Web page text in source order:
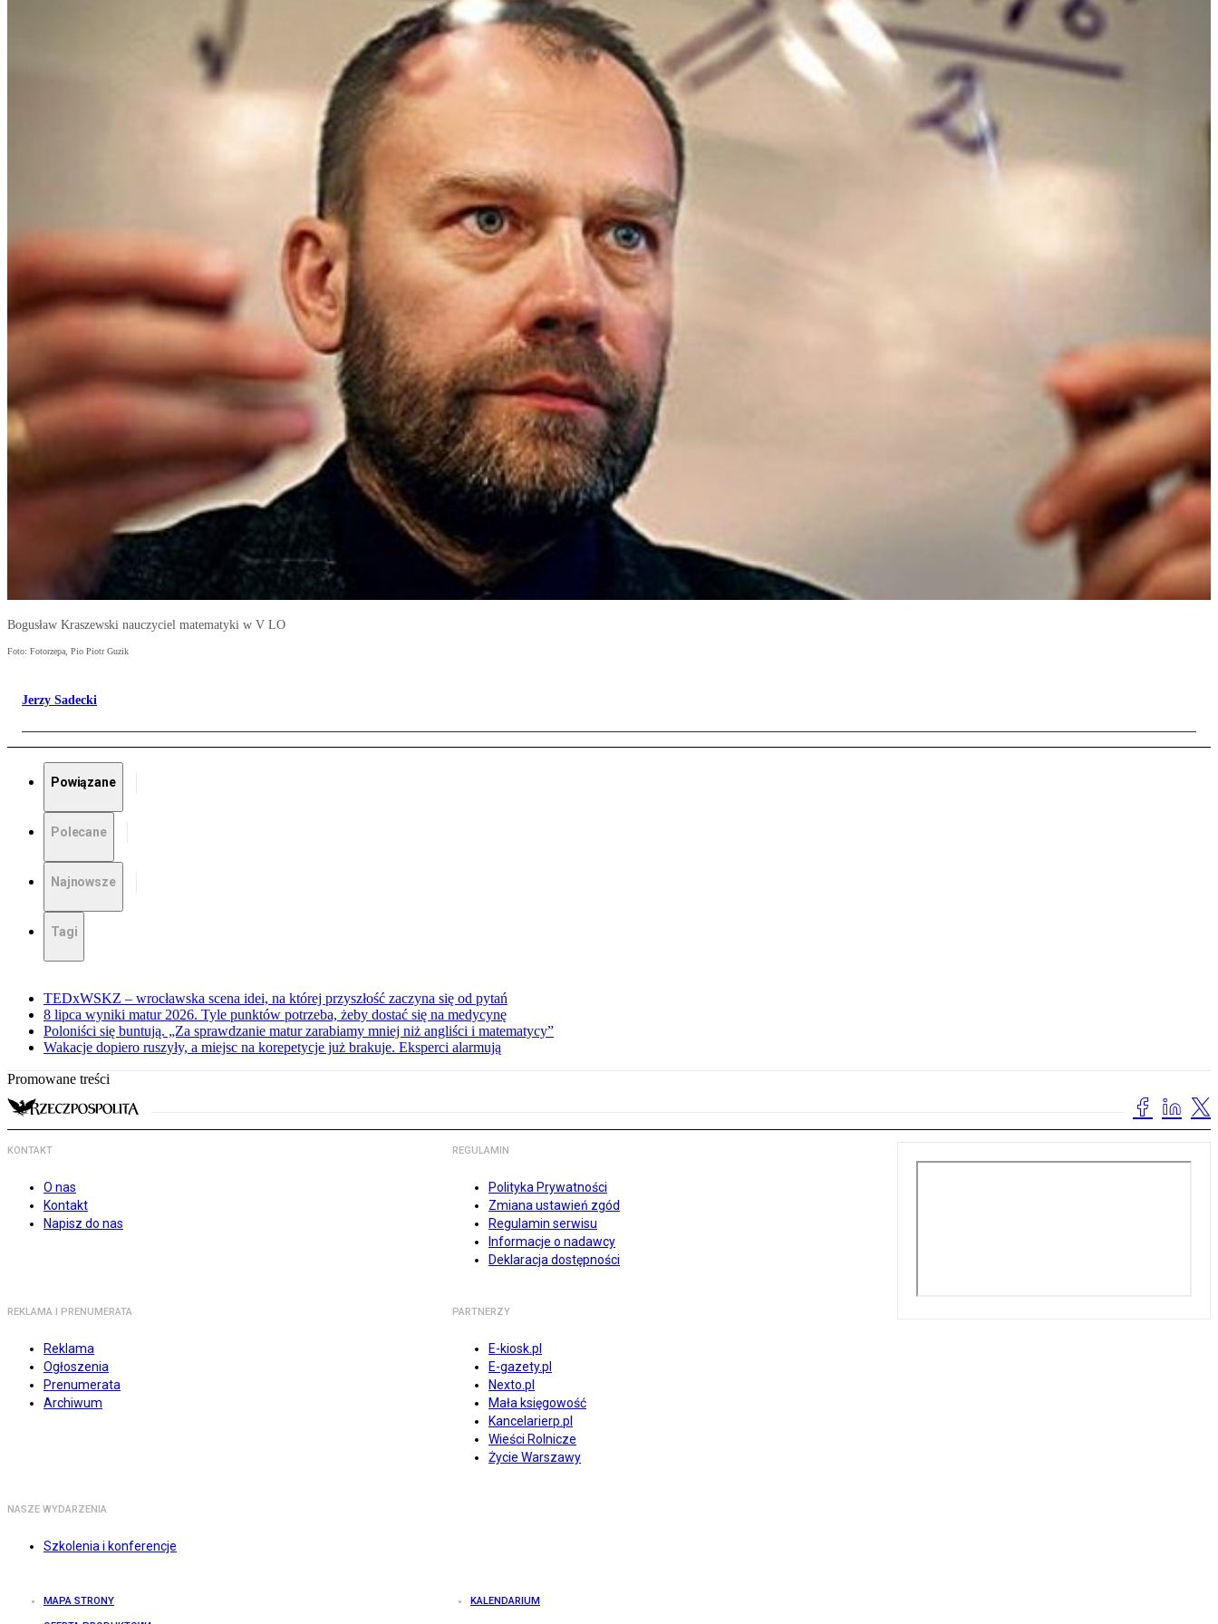
Bogusław Kraszewski nauczyciel matematyki w V LO
Foto: Fotorzepa, Pio Piotr Guzik
Jerzy Sadecki
Powiązane
Polecane
Najnowsze
Tagi
TEDxWSKZ – wrocławska scena idei, na której przyszłość zaczyna się od pytań
8 lipca wyniki matur 2026. Tyle punktów potrzeba, żeby dostać się na medycynę
Poloniści się buntują. „Za sprawdzanie matur zarabiamy mniej niż angliści i matematycy”
Wakacje dopiero ruszyły, a miejsc na korepetycje już brakuje. Eksperci alarmują
Promowane treści
KONTAKT
O nas
Kontakt
Napisz do nas
REGULAMIN
Polityka Prywatności
Zmiana ustawień zgód
Regulamin serwisu
Informacje o nadawcy
Deklaracja dostępności
REKLAMA I PRENUMERATA
Reklama
Ogłoszenia
Prenumerata
Archiwum
PARTNERZY
E-kiosk.pl
E-gazety.pl
Nexto.pl
Mała księgowość
Kancelarierp.pl
Wieści Rolnicze
Życie Warszawy
NASZE WYDARZENIA
Szkolenia i konferencje
MAPA STRONY KALENDARIUM